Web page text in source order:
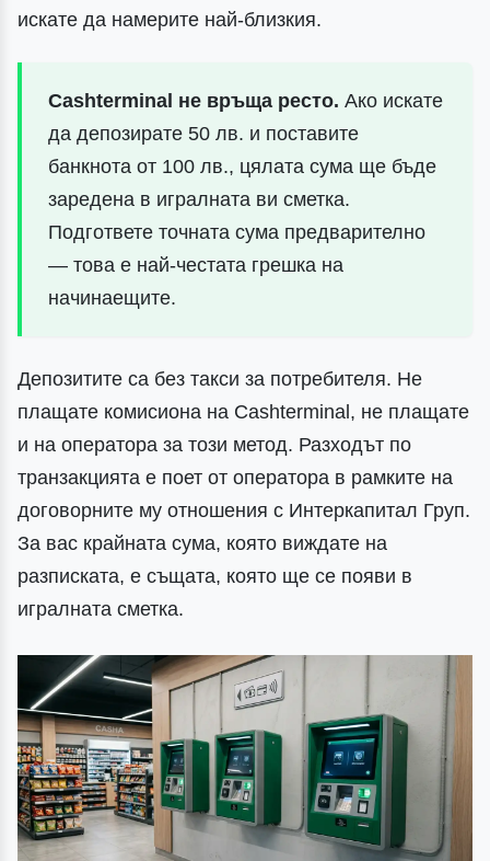
искате да намерите най-близкия.
Cashterminal не връща ресто. Ако искате
да депозирате 50 лв. и поставите
банкнота от 100 лв., цялата сума ще бъде
заредена в игралната ви сметка.
Подгответе точната сума предварително
— това е най-честата грешка на
начинаещите.
Депозитите са без такси за потребителя. Не
плащате комисиона на Cashterminal, не плащате
и на оператора за този метод. Разходът по
транзакцията е поет от оператора в рамките на
договорните му отношения с Интеркапитал Груп.
За вас крайната сума, която виждате на
разписката, е същата, която ще се появи в
игралната сметка.